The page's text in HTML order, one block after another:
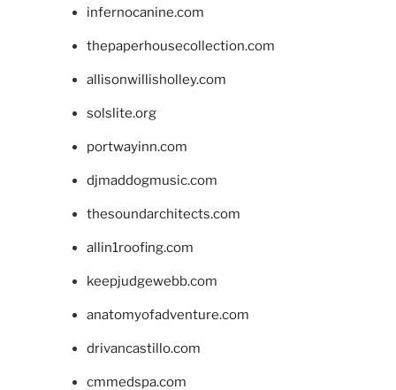
infernocanine.com
thepaperhousecollection.com
allisonwillisholley.com
solslite.org
portwayinn.com
djmaddogmusic.com
thesoundarchitects.com
allin1roofing.com
keepjudgewebb.com
anatomyofadventure.com
drivancastillo.com
cmmedspa.com